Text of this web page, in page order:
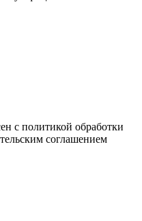
с политикой обработки
соглашением